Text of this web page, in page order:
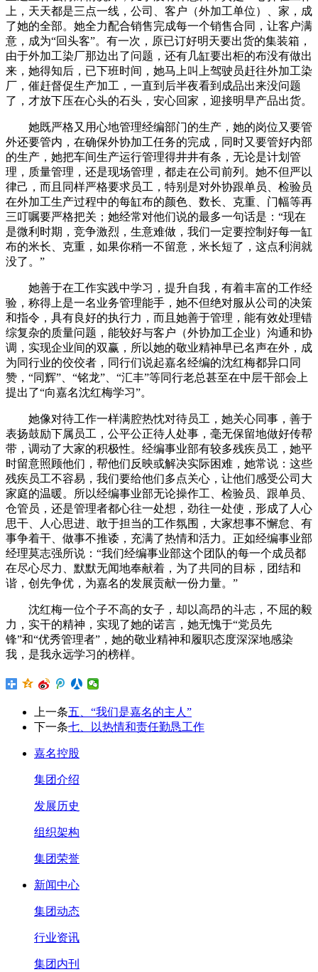
上，天天都是三点一线，公司、客户（外加工单位）、家，成
了她的全部。她全力配合销售完成每一个销售合同，让客户满
意，成为“回头客”。有一次，原已订好明天要出货的集装箱，
由于外加工染厂那边出了问题，还有几缸要出柜的布没有做出
来，她得知后，已下班时间，她马上叫上驾驶员赶往外加工染
厂，催赶督促生产加工，一直到后半夜看到成品出来没问题
了，才放下压在心头的石头，安心回家，迎接明早产品出货。
她既严格又用心地管理经编部门的生产，她的岗位又要管
外还要管内，在确保外协加工任务的完成，同时又要管好内部
的生产，她把车间生产运行管理得井井有条，无论是计划管
理，质量管理，还是现场管理，都走在公司前列。她不但严以
律己，而且同样严格要求员工，特别是对外协跟单员、检验员
在外加工生产过程中的每缸布的颜色、数长、克重、门幅等再
三叮嘱要严格把关；她经常对他们说的最多一句话是：“现在
是微利时期，竞争激烈，生意难做，我们一定要控制好每一缸
布的米长、克重，如果你稍一不留意，米长短了，这点利润就
没了。”
她善于在工作实践中学习，提升自我，有着丰富的工作经
验，称得上是一名业务管理能手，她不但绝对服从公司的决策
和指令，具有良好的执行力，而且她善于管理，能有效处理错
综复杂的质量问题，能较好与客户（外协加工企业）沟通和协
调，实现企业间的双赢，所以她的敬业精神早已名声在外，成
为同行业的佼佼者，同行们说起嘉名经编的沈红梅都异口同
赞，“同辉”、“铭龙”、“汇丰”等同行老总甚至在中层干部会上
提出了“向嘉名沈红梅学习”。
她像对待工作一样满腔热忱对待员工，她关心同事，善于
表扬鼓励下属员工，公平公正待人处事，毫无保留地做好传帮
带，调动了大家的积极性。经编事业部有较多残疾员工，她平
时留意照顾他们，帮他们反映或解决实际困难，她常说：这些
残疾员工不容易，我们要给他们多点关心，让他们感受公司大
家庭的温暖。所以经编事业部无论操作工、检验员、跟单员、
仓管员，还是管理者都心往一处想，劲往一处使，形成了人心
思干、人心思进、敢于担当的工作氛围，大家想事不懈怠、有
事争着干、做事不推诿，充满了热情和活力。正如经编事业部
经理莫志强所说：“我们经编事业部这个团队的每一个成员都
在尽心尽力、默默无闻地奉献着，为了共同的目标，团结和
谐，创先争优，为嘉名的发展贡献一份力量。”
沈红梅一位个子不高的女子，却以高昂的斗志，不屈的毅
力，实干的精神，实现了她的诺言，她无愧于“党员先
锋”和“优秀管理者”，她的敬业精神和履职态度深深地感染
我，是我永远学习的榜样。
上一条五、“我们是嘉名的主人”
下一条七、以热情和责任勤恳工作
嘉名控股
集团介绍
发展历史
组织架构
集团荣誉
新闻中心
集团动态
行业资讯
集团内刊